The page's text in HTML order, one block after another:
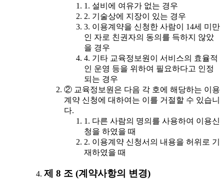
1. 설비에 여유가 없는 경우
2. 기술상에 지장이 있는 경우
3. 이용계약을 신청한 사람이 14세 미만
인 자로 친권자의 동의를 득하지 않았
을 경우
4. 기타 교육정보원이 서비스의 효율적
인 운영 등을 위하여 필요하다고 인정
되는 경우
② 교육정보원은 다음 각 호에 해당하는 이용
계약 신청에 대하여는 이를 거절할 수 있습니
다.
1. 다른 사람의 명의를 사용하여 이용신
청을 하였을 때
2. 이용계약 신청서의 내용을 허위로 기
재하였을 때
제 8 조 (계약사항의 변경)